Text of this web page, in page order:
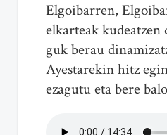
Elgoibarren,
elkarteak kudeatzen
guk berau
Ayestarekin hitz
ezagutu eta bere